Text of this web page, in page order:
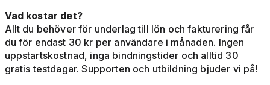
Vad kostar det?
Allt du behöver för underlag till lön och fakturering får
du för endast 30 kr per användare i månaden. Ingen
uppstartskostnad, inga bindningstider och alltid 30
gratis testdagar. Supporten och utbildning bjuder vi på!